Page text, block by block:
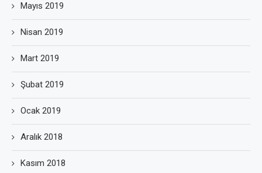
Mayıs 2019
Nisan 2019
Mart 2019
Şubat 2019
Ocak 2019
Aralık 2018
Kasım 2018